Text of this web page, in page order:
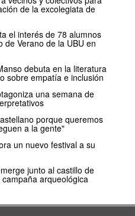
de la excolegiata de
el interés de 78 alumnos
de Verano de la UBU en
debuta en la literatura
sobre empatía e inclusión
una semana de
porque queremos
a la gente"
un nuevo festival a su
junto al castillo de
arqueológica